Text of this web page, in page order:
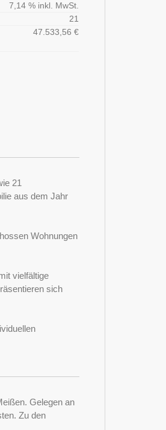
7,14 % inkl. MwSt.
21
47.533,56 €
21
aus dem Jahr
Wohnungen
vielfältige
sich
Gelegen an
Zu den